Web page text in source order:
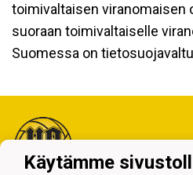
toimivaltaisen viranomaisen
suoraan toimivaltaiselle
Suomessa on
Käytämme